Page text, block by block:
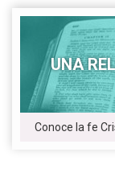
UNA
Conoce la fe